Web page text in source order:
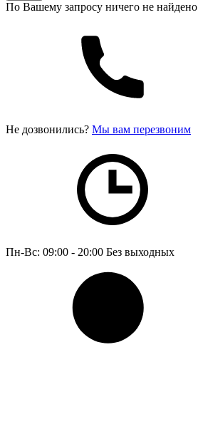
По Вашему запросу ничего не найдено
Не дозвонились? Мы вам перезвоним
Пн-Вс: 09:00 - 20:00 Без выходных